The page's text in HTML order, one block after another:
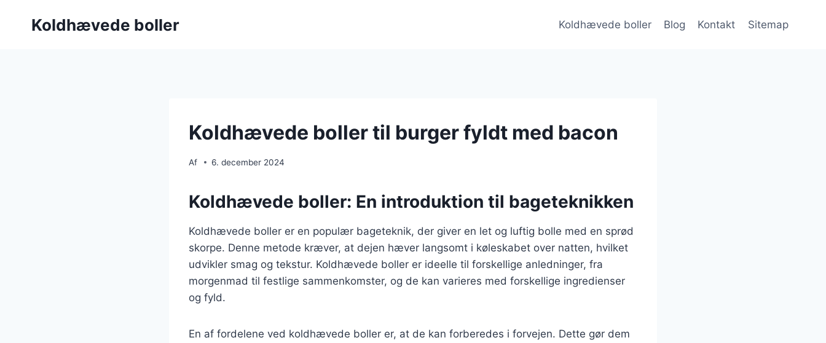
Koldhævede boller Koldhævede boller Blog Kontakt Sitemap
Koldhævede boller til burger fyldt med bacon
Af 6. december 2024
Koldhævede boller: En introduktion til bageteknikken
Koldhævede boller er en populær bageteknik, der giver en let og luftig bolle med en sprød
skorpe. Denne metode kræver, at dejen hæver langsomt i køleskabet over natten, hvilket
udvikler smag og tekstur. Koldhævede boller er ideelle til forskellige anledninger, fra
morgenmad til festlige sammenkomster, og de kan varieres med forskellige ingredienser
og fyld.
En af fordelene ved koldhævede boller er, at de kan forberedes i forvejen. Dette gør dem